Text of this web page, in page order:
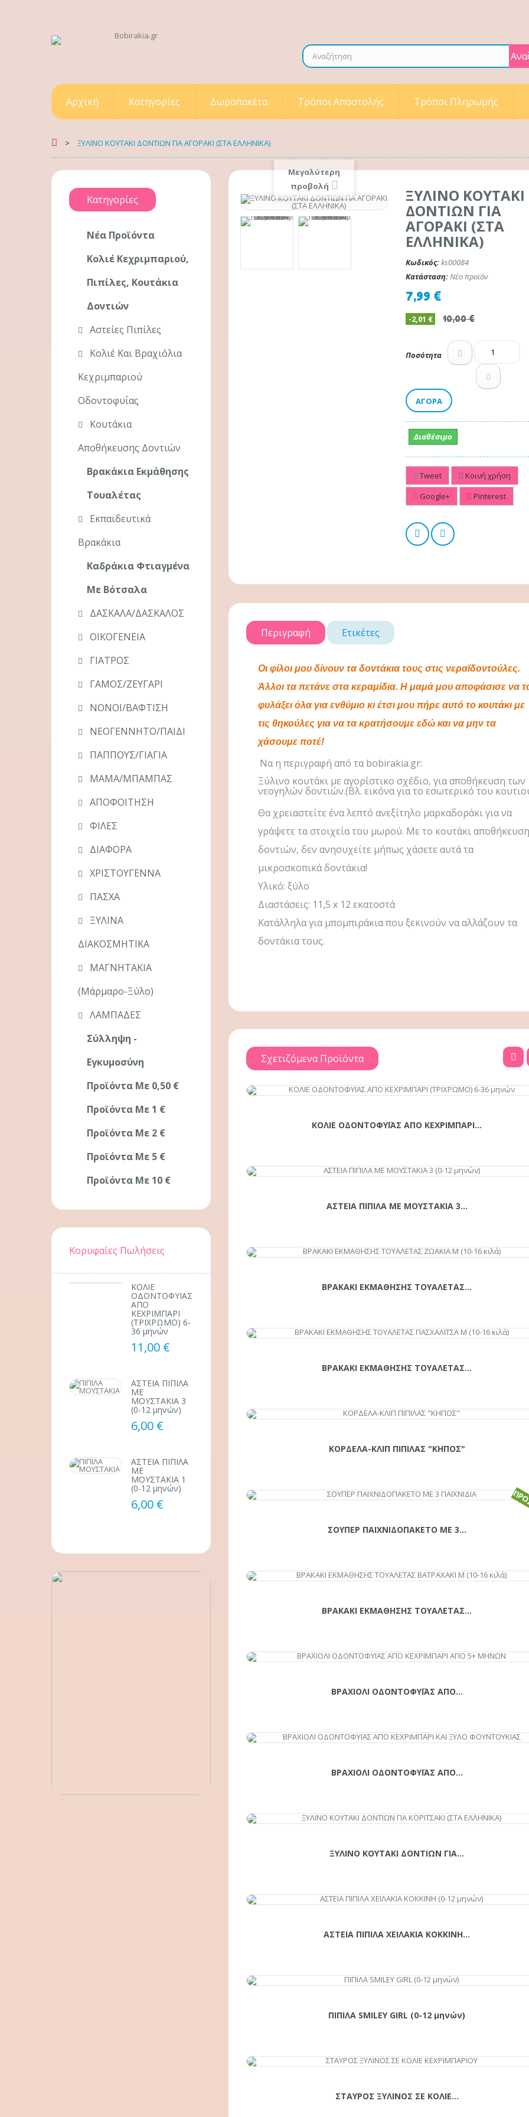
Αρχική Κατηγορίες Δωροπακέτα Τρόποι Αποστολής Τρόποι Πληρωμής
> ΞΥΛΙΝΟ ΚΟΥΤΑΚΙ ΔΟΝΤΙΩΝ ΓΙΑ ΑΓΟΡΑΚΙ (ΣΤΑ ΕΛΛΗΝΙΚΑ)
Κατηγορίες
Νέα Προϊόντα
Κολιέ Κεχριμπαριού,
Πιπίλες, Κουτάκια
Δοντιών
Αστείες Πιπίλες
Κολιέ Και Βραχιόλια
Κεχριμπαριού
Οδοντοφυΐας
Κουτάκια
Αποθήκευσης Δοντιών
Βρακάκια Εκμάθησης
Τουαλέτας
Εκπαιδευτικά
Βρακάκια
Καδράκια Φτιαγμένα
Με Βότσαλα
ΔΑΣΚΑΛΑ/ΔΑΣΚΑΛΟΣ
ΟΙΚΟΓΕΝΕΙΑ
ΓΙΑΤΡΟΣ
ΓΑΜΟΣ/ΖΕΥΓΑΡΙ
ΝΟΝΟΙ/ΒΑΦΤΙΣΗ
ΝΕΟΓΕΝΝΗΤΟ/ΠΑΙΔΙ
ΠΑΠΠΟΥΣ/ΓΙΑΓΙΑ
ΜΑΜΑ/ΜΠΑΜΠΑΣ
ΑΠΟΦΟΙΤΗΣΗ
ΦΙΛΕΣ
ΔΙΑΦΟΡΑ
ΧΡΙΣΤΟΥΓΕΝΝΑ
ΠΑΣΧΑ
ΞΥΛΙΝΑ
ΔΙΑΚΟΣΜΗΤΙΚΑ
ΜΑΓΝΗΤΑΚΙΑ
(μάρμαρο-Ξύλο)
ΛΑΜΠΑΔΕΣ
Σύλληψη -
Εγκυμοσύνη
Προϊόντα Με 0,50 €
Προϊόντα Με 1 €
Προϊόντα Με 2 €
Προϊόντα Με 5 €
Προϊόντα Με 10 €
Κορυφαίες Πωλήσεις
ΚΟΛΙΕ
ΟΔΟΝΤΟΦΥΪΑΣ
ΑΠΟ
ΚΕΧΡΙΜΠΑΡΙ
(ΤΡΙΧΡΩΜΟ) 6-
36 μηνών
11,00 €
ΑΣΤΕΙΑ ΠΙΠΙΛΑ
ΜΕ
ΜΟΥΣΤΑΚΙΑ 3
(0-12 μηνών)
6,00 €
ΑΣΤΕΙΑ ΠΙΠΙΛΑ
ΜΕ
ΜΟΥΣΤΑΚΙΑ 1
(0-12 μηνών)
6,00 €
Μεγαλύτερη
προβολή
ΞΥΛΙΝΟ ΚΟΥΤΑΚΙ
ΔΟΝΤΙΩΝ ΓΙΑ
ΑΓΟΡΑΚΙ (ΣΤΑ
ΕΛΛΗΝΙΚΑ)
Κωδικός:ks00084
Κατάσταση:Νέο προϊόν
7,99 €
-2,01 € 10,00 €
Ποσότητα
ΑΓΟΡΆ
Διαθέσιμο
Tweet
Κοινή χρήση
Google+
Pinterest
Περιγραφή Ετικέτες
Οι φίλοι μου δίνουν τα δοντάκια τους στις νεραϊδοντούλες.
Άλλοι τα πετάνε στα κεραμίδια. Η μαμά μου αποφάσισε να
φυλάξει όλα για ενθύμιο κι έτσι μου πήρε αυτό το κουτάκι με
τις θηκούλες για να τα κρατήσουμε εδώ και να μην τα
χάσουμε ποτέ!
Να η περιγραφή από τα bobirakia.gr:
Ξύλινο κουτάκι με αγορίστικο σχέδιο, για αποθήκευση των
νεογηλών δοντιών.(Βλ. εικόνα για το εσωτερικό του
Θα χρειαστείτε ένα λεπτό ανεξίτηλο μαρκαδοράκι για να
γράψετε τα στοιχεία του μωρού. Με το κουτάκι
δοντιών, δεν ανησυχείτε μήπως χάσετε αυτά τα
μικροσκοπικά δοντάκια!
Υλικό: ξύλο
Διαστάσεις: 11,5 x 12 εκατοστά
Κατάλληλα για μπομπιράκια που ξεκινούν να αλλάζουν τα
δοντάκια τους.
Σχετιζόμενα Προϊόντα
ΑΓΟΡΆ
ΚΟΛΙΕ ΟΔΟΝΤΟΦΥΪΑΣ ΑΠΟ ΚΕΧΡΙΜΠΑΡΙ...
ΑΓΟΡΆ
ΑΣΤΕΙΑ ΠΙΠΙΛΑ ΜΕ ΜΟΥΣΤΑΚΙΑ 3...
ΒΡΑΚΑΚΙ ΕΚΜΑΘΗΣΗΣ ΤΟΥΑΛΕΤΑΣ...
ΒΡΑΚΑΚΙ ΕΚΜΑΘΗΣΗΣ ΤΟΥΑΛΕΤΑΣ...
ΑΓΟΡΆ
ΚΟΡΔΕΛΑ-ΚΛΙΠ ΠΙΠΙΛΑΣ "ΚΗΠΟΣ"
ΣΟΥΠΕΡ ΠΑΙΧΝΙΔΟΠΑΚΕΤΟ ΜΕ 3...
ΑΓΟΡΆ
ΒΡΑΚΑΚΙ ΕΚΜΑΘΗΣΗΣ ΤΟΥΑΛΕΤΑΣ...
ΑΓΟΡΆ
ΒΡΑΧΙΟΛΙ ΟΔΟΝΤΟΦΥΪΑΣ ΑΠΟ...
ΑΓΟΡΆ
ΒΡΑΧΙΟΛΙ ΟΔΟΝΤΟΦΥΪΑΣ ΑΠΟ...
ΑΓΟΡΆ
ΞΥΛΙΝΟ ΚΟΥΤΑΚΙ ΔΟΝΤΙΩΝ ΓΙΑ...
ΑΣΤΕΙΑ ΠΙΠΙΛΑ ΧΕΙΛΑΚΙΑ ΚΟΚΚΙΝΗ...
ΑΓΟΡΆ
ΠΙΠΙΛΑ SMILEY GIRL (0-12 μηνών)
ΑΓΟΡΆ
ΣΤΑΥΡΟΣ ΞΥΛΙΝΟΣ ΣΕ ΚΟΛΙΕ...